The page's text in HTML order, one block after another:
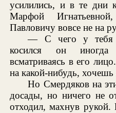
усилились, и в те дни
Марфой
Павловичу вовсе не на
— С чего у тебя
косился он
всматриваясь в его
на какой-нибудь,
Но Смердяков на
досады, но ничего не
отходил, махнув рукой.